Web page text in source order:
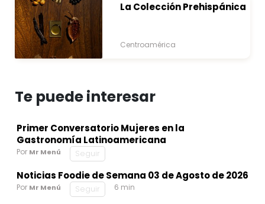
La Colección Prehispánica
Centroamérica
Te puede interesar
Primer Conversatorio Mujeres en la
Gastronomía Latinoamericana
Por Mr Menú Seguir
Noticias Foodie de Semana 03 de Agosto de 2026
Por Mr Menú Seguir 6 min